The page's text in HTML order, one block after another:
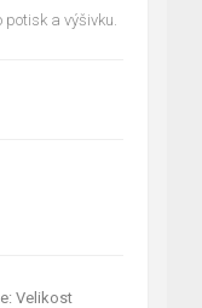
potisk a výšivku.
Velikost